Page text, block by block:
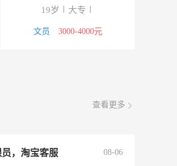
08-06
19岁 大专
文员 3000-4000元
查看更多
，淘宝客服 08-06